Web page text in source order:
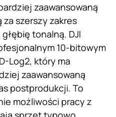
zaawansowaną
szerszy zakres
tonalną. DJI
10-bitowym
Log2, który ma
zaawansowaną
postprodukcji. To
możliwości pracy z